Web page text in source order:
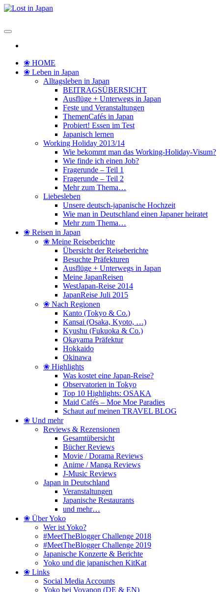
Zum
❀ HOME
❀ Leben in Japan
Alltagsleben in Japan
BEITRAGSÜBERSICHT
Ausflüge + Unterwegs in Japan
Feste und Veranstaltungen
ThemenCafés in Japan
Probiert! Essen im Test
Japanisch lernen
Working Holiday 2013/14
Wie bekommt man das Working-Holiday-Visum?
Wie finde ich einen Job?
Fragerunde – Teil 1
Fragerunde – Teil 2
Mehr zum Thema…
Liebesleben
Unsere deutsch-japanische Hochzeit
Wie man in Deutschland einen Japaner heiratet
Mehr zum Thema…
❀ Reisen in Japan
❀ Meine Reiseberichte
Übersicht der Reiseberichte
Besuchte Präfekturen
Ausflüge + Unterwegs in Japan
Meine JapanReisen
WestJapan-Reise 2014
JapanReise Juli 2015
❀ Nach Regionen
Kanto (Tokyo & Co.)
Kansai (Osaka, Kyoto, …)
Kyushu (Fukuoka & Co.)
Okayama Präfektur
Hokkaido
Okinawa
❀ Highlights
Was kostet eine Japan-Reise?
Observatorien in Tokyo
Top 10 Highlights: OSAKA
Maid Cafés – Moe Moe Paradies
Schaut auf meinen TRAVEL BLOG
❀ Und mehr
Reviews & Rezensionen
Gesamtübersicht
Bücher Reviews
Movie / Dorama Reviews
Anime / Manga Reviews
J-Music Reviews
Japan in Deutschland
Veranstaltungen
Japanische Restaurants
und mehr…
❀ Über Yoko
Wer ist Yoko?
#MeetTheBlogger Challenge 2018
#MeetTheBlogger Challenge 2019
Japanische Konzerte & Berichte
Yoko und die japanischen KitKat
❀ Links
Social Media Accounts
Yoko bei Voyapon (DE & EN)